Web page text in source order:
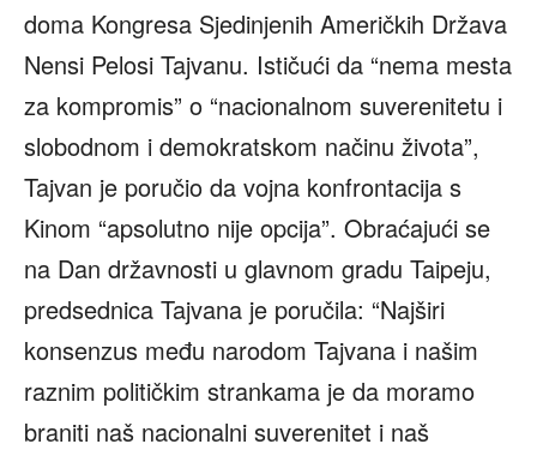
doma Kongresa Sjedinjenih Američkih Država
Nensi Pelosi Tajvanu. Ističući da “nema mesta
za kompromis” o “nacionalnom suverenitetu i
slobodnom i demokratskom načinu života”,
Tajvan je poručio da vojna konfrontacija s
Kinom “apsolutno nije opcija”. Obraćajući se
na Dan državnosti u glavnom gradu Taipeju,
predsednica Tajvana je poručila: “Najširi
konsenzus među narodom Tajvana i našim
raznim političkim strankama je da moramo
braniti naš nacionalni suverenitet i naš